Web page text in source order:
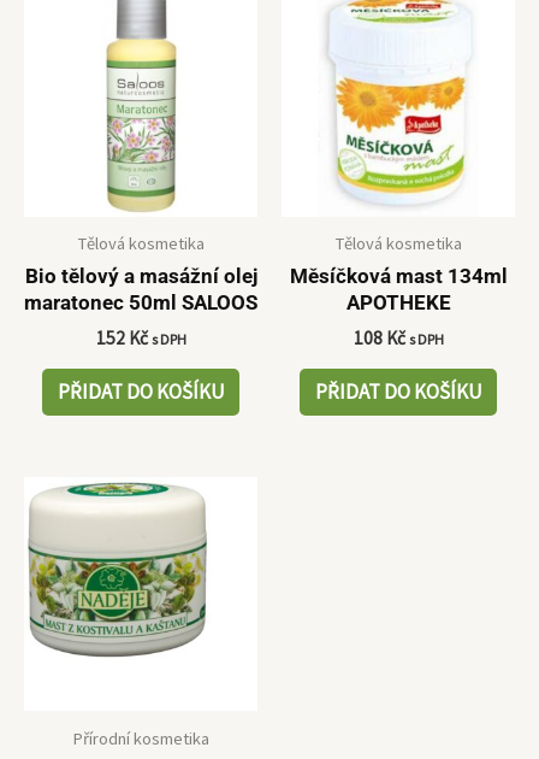
Tělová kosmetika
Bio tělový a masážní olej
maratonec 50ml SALOOS
152 Kč s DPH
PŘIDAT DO KOŠÍKU
Tělová kosmetika
Měsíčková mast 134ml
APOTHEKE
108 Kč s DPH
PŘIDAT DO KOŠÍKU
Přírodní kosmetika